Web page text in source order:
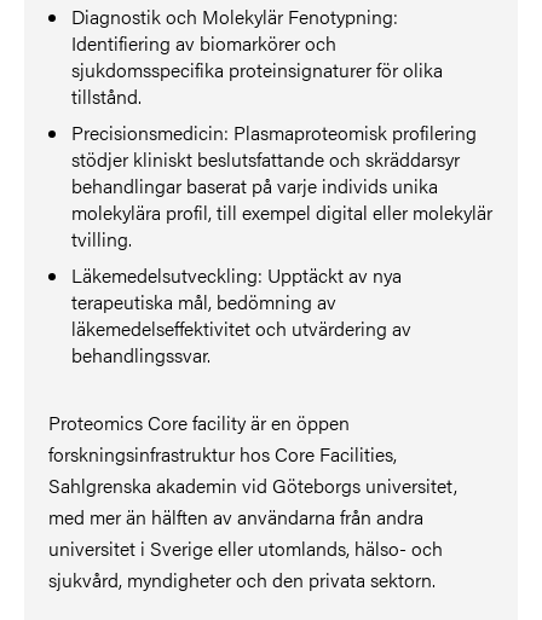
Diagnostik och Molekylär Fenotypning:
Identifiering av biomarkörer och
sjukdomsspecifika proteinsignaturer för olika
tillstånd.
Precisionsmedicin: Plasmaproteomisk profilering
stödjer kliniskt beslutsfattande och skräddarsyr
behandlingar baserat på varje individs unika
molekylära profil, till exempel digital eller molekylär
tvilling.
Läkemedelsutveckling: Upptäckt av nya
terapeutiska mål, bedömning av
läkemedelseffektivitet och utvärdering av
behandlingssvar.
Proteomics Core facility är en öppen
forskningsinfrastruktur hos Core Facilities,
Sahlgrenska akademin vid Göteborgs universitet,
med mer än hälften av användarna från andra
universitet i Sverige eller utomlands, hälso- och
sjukvård, myndigheter och den privata sektorn.